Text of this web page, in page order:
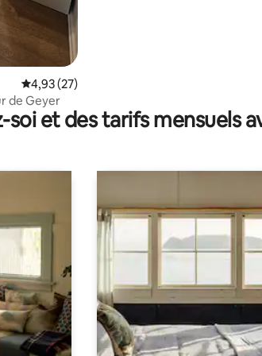
Évaluation moyenne sur la base de 27
4,93 (27)
de Geyer
et des tarifs mensuels